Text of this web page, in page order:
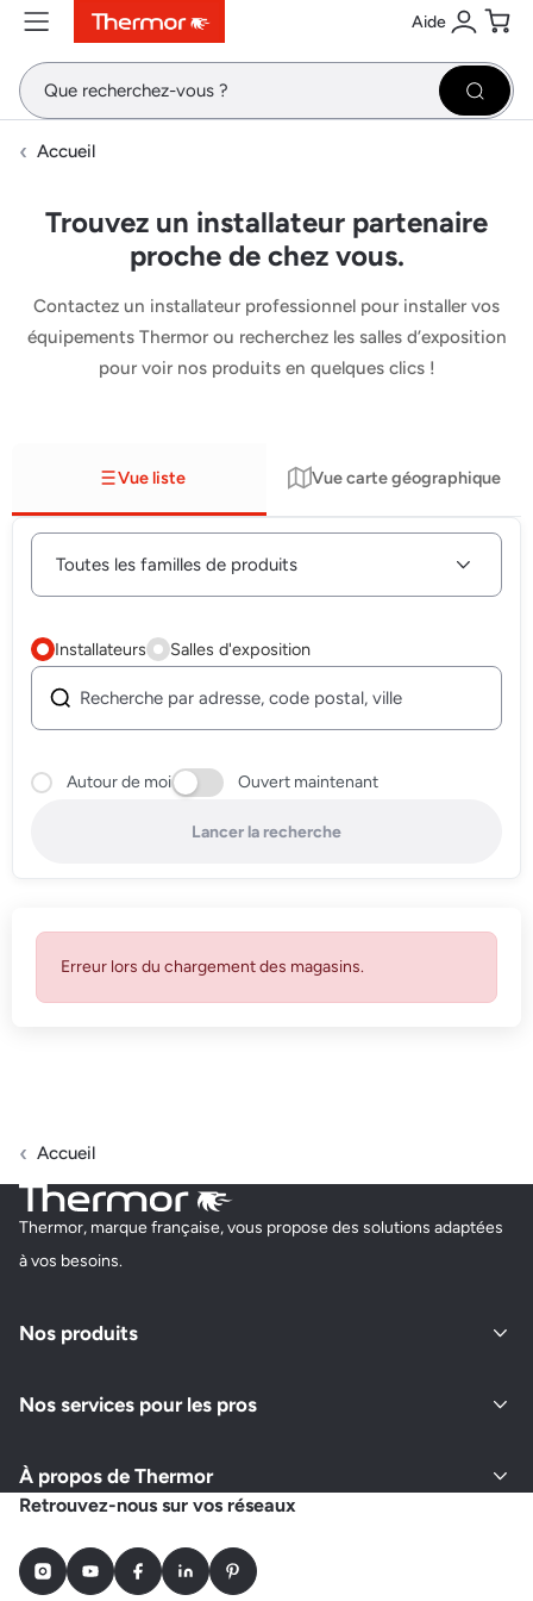
ContenuMenuRecherche Aide
Se
Accueil
Trouvez un installateur partenaire
proche de chez vous.
Contactez un installateur professionnel pour installer vos
équipements Thermor ou recherchez les salles d’exposition
pour voir nos produits en quelques clics !
Vue liste Vue carte géographique
Installateurs Salles d'exposition
Autour de moi Ouvert maintenant
Lancer la recherche
Erreur lors du chargement des magasins.
Accueil
Thermor, marque française, vous propose des solutions adaptées
à vos besoins.
Nos produits
Nos services pour les pros
À propos de Thermor
Retrouvez-nous sur vos réseaux
InstagramYoutubeFacebookLinkedInPinterest